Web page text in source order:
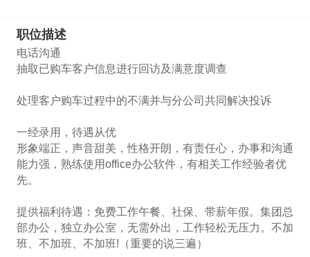
职位描述
电话沟通
抽取已购车客户信息进行回访及满意度调查
处理客户购车过程中的不满并与分公司共同解决投诉
一经录用，待遇从优
形象端正，声音甜美，性格开朗，有责任心，办事和沟通
能力强，熟练使用office办公软件，有相关工作经验者优
先。
提供福利待遇：免费工作午餐、社保、带薪年假。集团总
部办公，独立办公室，无需外出，工作轻松无压力。不加
班、不加班、不加班!（重要的说三遍）